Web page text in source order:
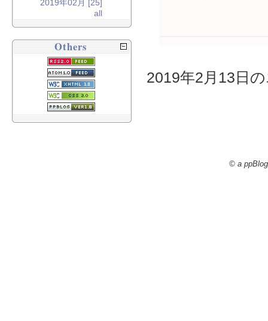
2019年2月13日
2019年02月 [25]
all
Others
© a